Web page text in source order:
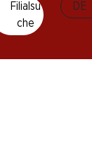
Filialsu
che
DE